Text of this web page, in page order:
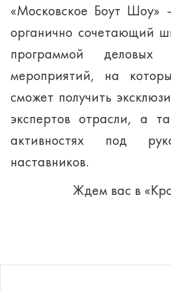
«Московское Боут Шоу»
органично сочетающий
программой деловых
мероприятий, на
сможет получить
экспертов отрасли, а
активностях под
наставников.
Ждем вас в